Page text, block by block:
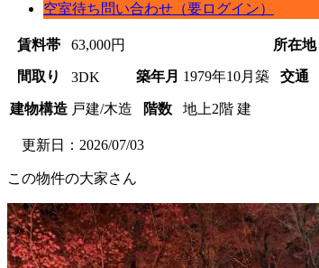
空室待ち問い合わせ（要ログイン）
賃料帯 63,000円 所在地
間取り 3DK 築年月 1979年10月築 交通
建物構造 戸建/木造 階数 地上2階 建
更新日：2026/07/03
この物件の大家さん